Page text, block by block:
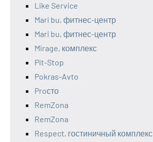
Like Service
Mari bu, фитнес-центр
Mari bu, фитнес-центр
Mirage, комплекс
Pit-Stop
Pokras-Avto
Proсто
RemZona
RemZona
Respect, гостиничный комплекс